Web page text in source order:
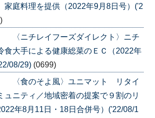
家庭料理を提供（2022年9月8日号）('2
〈ニチレイフーズダイレクト〉ニチ
食大手による健康総菜のＥＣ（2022年
08/29) (0699)
〈食のそよ風〉ユニマット リタイ
ュニティ／地域密着の提案で９割のリ
年8月11日・18日合併号）('22/08/1